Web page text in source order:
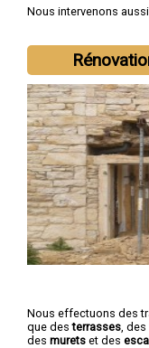
Nous intervenons
Elbeuf
Nous effectuons des
que desterrasses , des
des murets et des